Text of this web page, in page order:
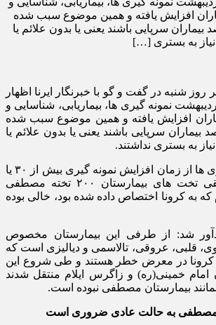
افزایش یافته و همین موضوع سبب شده
ار ۸۰ درصد بیماران سرپایی باشند یعنی یا بدون علائم یا
به بستری […]
شنبه در گفت و گو با خبرنگار ایرنا اظهار
نمونه گیری ها، بیماریابی، شناسایی و
افزایش یافته و همین موضوع سبب شده
ار ۸۰ درصد بیماران سرپایی باشند یعنی یا بدون علائم یا
به بستری نداشتند.
وی افزود: آمار بستری ها از زمان افزایش نمونه گیری بیش از ۳۰ یا
۳۵ نفر نبوده و مابقی تخت های بیمارستان ۲۰۰ تخته مصطفی
به کرونا اختصاص داده شده بود، خالی بوده
شد: از طرفی این بیمارستان مخصوص
قلبی، عروقی، تالاسمی و دیالیزی است که
بر کرونا در معرض خطر هستند و طی شروع این
امام خمینی(ره) و زاگرس ایلام منتقل شدند
بیمارستان مصطفی نبوده است.
مصطفی به حالت عادی ضروری است